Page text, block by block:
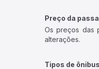
Preço da
Os preços das
alterações.
Tipos de